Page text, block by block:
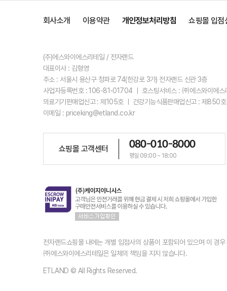
회사소개 이용약관 개인정보처리방침 쇼핑몰 입점
(주)에스와이에스리테일 / 전자랜드
대표이사 : 김형영
주소 : 서울시 용산구 청파로 74(한강로 3가) 전자랜드 신관 3층
사업자등록번호 : 106-81-01704 ㅣ 호스팅서비스 : ㈜에스와이에
의료기기판매업신고 : 제105호 ㅣ 건강기능식품판매업신고 : 제850
이메일 : priceking@etland.co.kr
쇼핑몰 고객센터 080-010-8000
평일 09:00 ~ 18:00
전자랜드쇼핑몰 내에는 개별 입점사의 상품이 포함되어 있으며 이 경
㈜에스와이에스리테일은 일체의 책임을 지지 않습니다.
ETLAND © All Rights Reserved.